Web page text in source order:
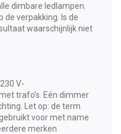
dimbare ledlampen.
de verpakking. Is de
waarschijnlijk niet
V-
trafo's. Eén dimmer
Let op: de term
voor met name
merken